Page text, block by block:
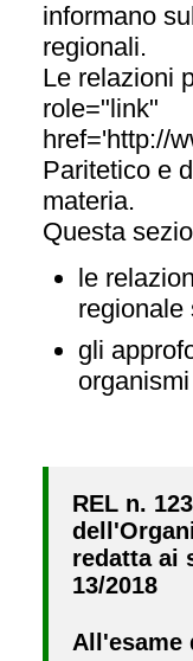
informano
regionali.
Le relazioni
role="link"
href='http://
Paritetico e
materia.
Questa
le
regionale
gli
REL n.
redatta ai
13/2018
All'esame